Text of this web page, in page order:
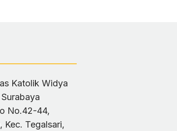
Katolik Widya
No.42-44,
Kec. Tegalsari,